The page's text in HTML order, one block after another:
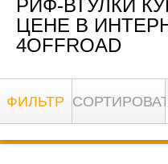
РИФ-ВТУЛКИ
ЦЕНЕ В
4OFFROAD
ФИЛЬТР